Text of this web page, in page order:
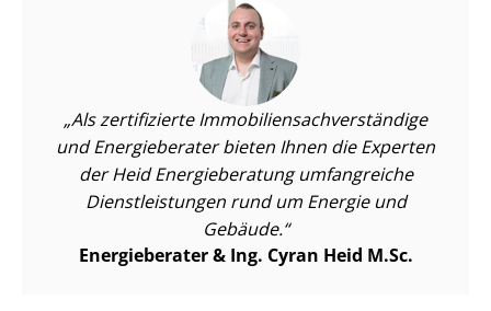
Als zertifizierte Im­mo­bi­li­en­sach­ver­stän­di­ge
und Energieberater bieten Ihnen die Experten
der Heid Energieberatung umfangreiche
Dienst­leis­tun­gen rund um Energie und
Gebäude.
Energieberater & Ing. Cyran Heid M.Sc.